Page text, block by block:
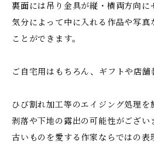
裏面には吊り金具が縦・横両方向に
気分によって中に入れる作品や写真
ことができます。
ご自宅用はもちろん、ギフトや店舗
ひび割れ加工等のエイジング処理を
剥落や下地の露出の可能性がござい
古いものを愛する作家ならではの表